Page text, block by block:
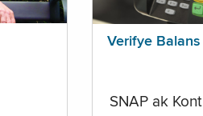
Verifye Balans
SNAP ak